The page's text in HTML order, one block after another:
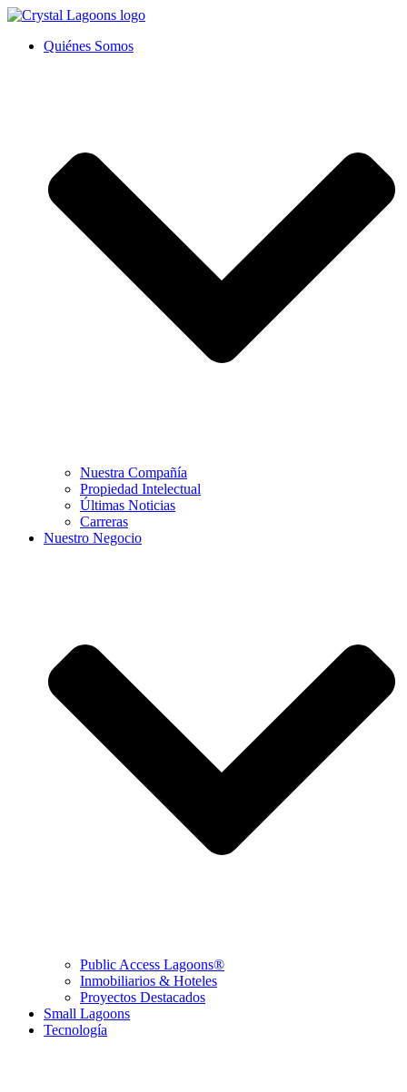
Ir
contenidoQuiénes Somos
Nuestra Compañía
Propiedad Intelectual
Últimas Noticias
Carreras
Nuestro Negocio
Public Access Lagoons®
Inmobiliarios & Hoteles
Proyectos Destacados
Small Lagoons
Tecnología